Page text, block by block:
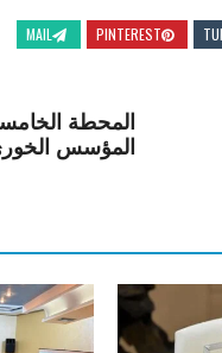
PINTEREST
MAIL
المحطة
المؤسس